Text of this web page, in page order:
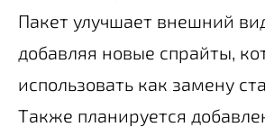
Пакет улучшает внешний
добавляя новые спрайты,
использовать как замену
Также планируется